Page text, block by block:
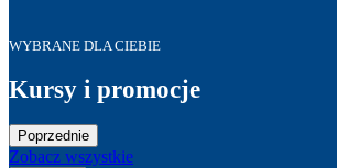
WYBRANE DLA CIEBIE
Kursy i promocje
Poprzednie
Zobacz wszystkie